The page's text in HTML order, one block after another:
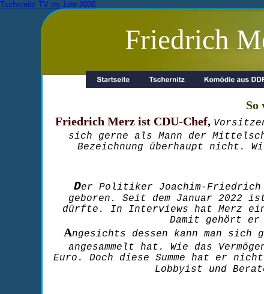
Friedrich
So
Friedrich Merz ist CDU-Chef,
sich gerne als Mann der
Bezeichnung überhaupt nicht.
Der Politiker Joachim-Friedrich
geboren. Seit dem Januar 2022
dürfte. In Interviews hat Merz
Damit gehört
Angesichts dessen kann man
angesammelt hat. Wie das
Euro. Doch diese Summe hat er
Lobbyist und
Tschernitz TV im Jahr 2026